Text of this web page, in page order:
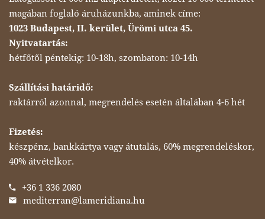
magában foglaló áruházunkba, aminek címe:
1023 Budapest, II. kerület, Ürömi utca 45.
Nyitvatartás:
hétfőtől péntekig: 10-18h, szombaton: 10-14h
Szállítási határidő:
raktárról azonnal, megrendelés esetén általában 4-6 hét
Fizetés:
készpénz, bankkártya vagy átutalás, 60% megrendeléskor,
40% átvételkor.
+36 1 336 2080
mediterran@lameridiana.hu